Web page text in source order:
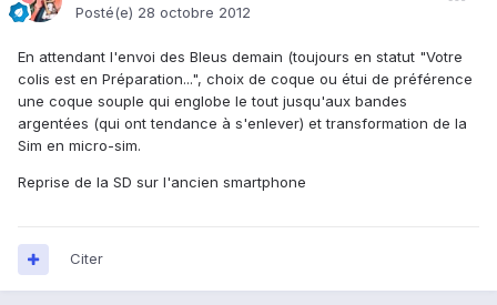
Posté(e) 28 octobre 2012
En attendant l'envoi des Bleus demain (toujours en statut "Votre
colis est en Préparation...", choix de coque ou étui de préférence
une coque souple qui englobe le tout jusqu'aux bandes
argentées (qui ont tendance à s'enlever) et transformation de la
Sim en micro-sim.
Reprise de la SD sur l'ancien smartphone
Citer